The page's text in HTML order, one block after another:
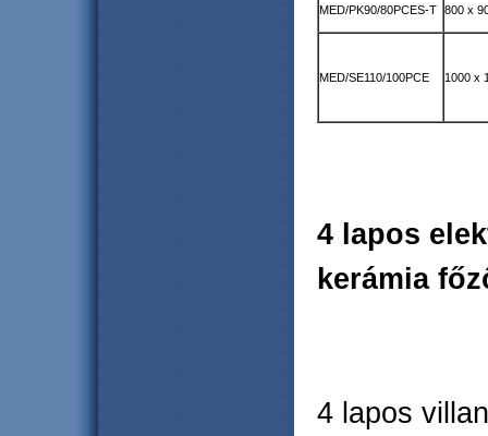
MED/PK90/80PCES-T 800 x
MED/SE110/100PCE 1000 x
4 lapos
kerámia
4 lapos